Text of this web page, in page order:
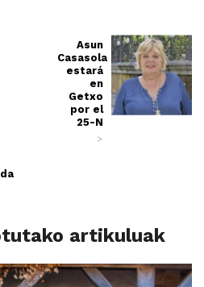
Asun
Casasola
estará
en
Getxo
por el
25-N
>
artikuluak